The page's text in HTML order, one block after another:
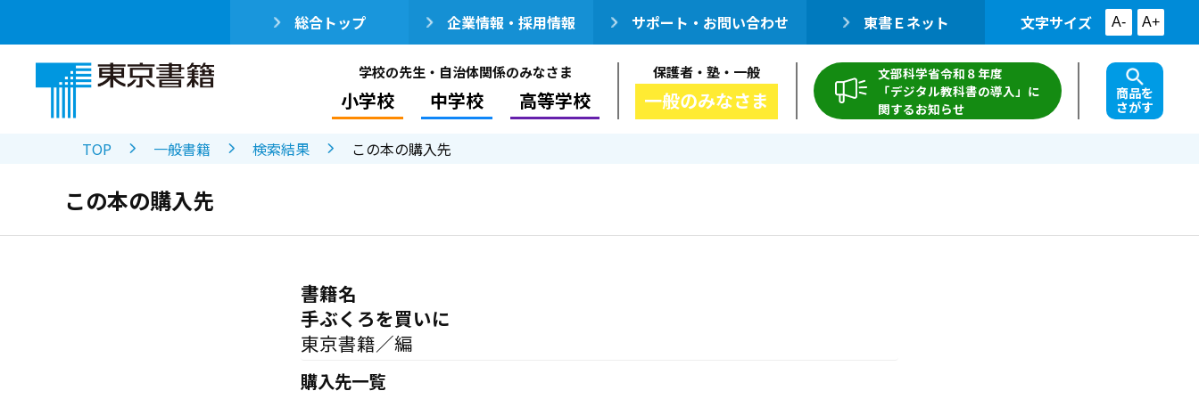
総合トップ 企業情報・採用情報 サポート・お問い合わせ 東書Ｅネット 文字サイズ A- A+
学校の先生・自治体関係のみなさま
小学校 中学校 高等学校
保護者・塾・一般
一般のみなさま
文部科学省令和８年度
「デジタル教科書の導入」に
関するお知らせ
商品を
さがす
TOP 一般書籍 検索結果 この本の購入先
この本の購入先
書籍名
手ぶくろを買いに
東京書籍／編
購入先一覧